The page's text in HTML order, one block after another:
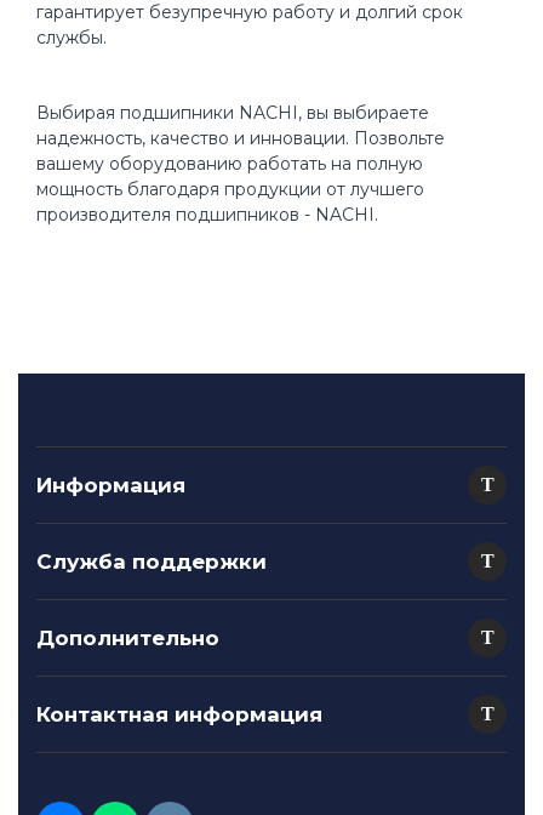
гарантирует безупречную работу и долгий срок
службы.
Выбирая подшипники NACHI, вы выбираете
надежность, качество и инновации. Позвольте
вашему оборудованию работать на полную
мощность благодаря продукции от лучшего
производителя подшипников - NACHI.
Информация
Служба поддержки
Дополнительно
Контактная информация